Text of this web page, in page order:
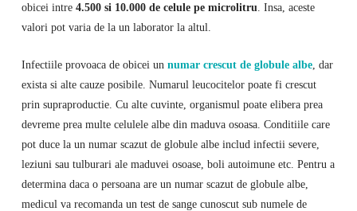
obicei intre 4.500 si 10.000 de celule pe microlitru. Insa, aceste
valori pot varia de la un laborator la altul.
Infectiile provoaca de obicei un numar crescut de globule albe, dar
exista si alte cauze posibile. Numarul leucocitelor poate fi crescut
prin supraproductie. Cu alte cuvinte, organismul poate elibera prea
devreme prea multe celulele albe din maduva osoasa. Conditiile care
pot duce la un numar scazut de globule albe includ infectii severe,
leziuni sau tulburari ale maduvei osoase, boli autoimune etc. Pentru a
determina daca o persoana are un numar scazut de globule albe,
medicul va recomanda un test de sange cunoscut sub numele de